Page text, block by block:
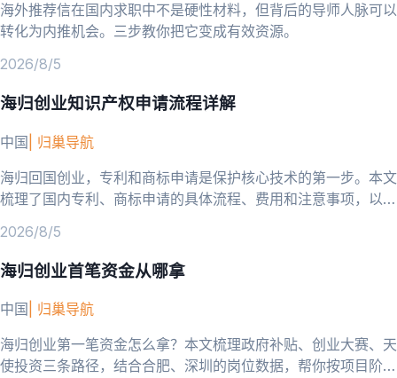
海外推荐信在国内求职中不是硬性材料，但背后的导师人脉可以
转化为内推机会。三步教你把它变成有效资源。
2026/8/5
海归创业知识产权申请流程详解
中国 归巢导航
海归回国创业，专利和商标申请是保护核心技术的第一步。本文
梳理了国内专利、商标申请的具体流程、费用和注意事项，以及
2026/8/5
海归创业首笔资金从哪拿
中国
归巢导航
海归创业第一笔资金怎么拿？本文梳理政府补贴、创业大赛、天
使投资三条路径，结合合肥、深圳的岗位数据，帮你按项目阶段